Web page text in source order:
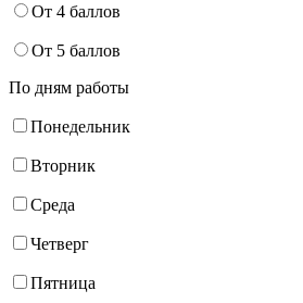
От 4 баллов
От 5 баллов
По дням работы
Понедельник
Вторник
Среда
Четверг
Пятница